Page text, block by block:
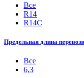
Все
R14
R14С
Предельная длина
Все
6,3